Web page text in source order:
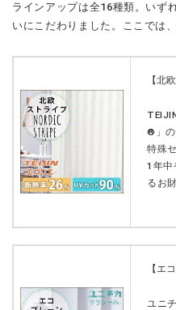
ラインアップは全16種類。いず
いにこだわりました。ここでは
【北
®︎」の
特殊
1年中
るお
【エ
ユニ